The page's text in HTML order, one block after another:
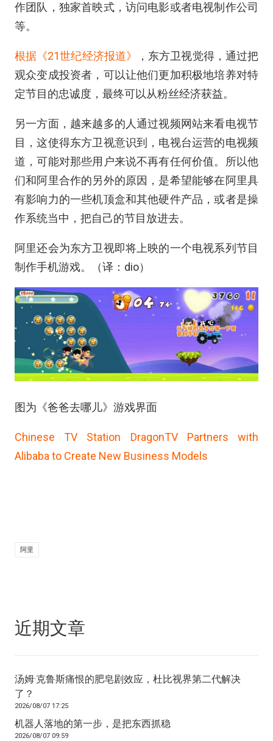
作团队，独家首映式，访问电影或者电视制作公司
等。
根据《21世纪经济报道》
，东方卫视觉得，通过把
观众变成投资者，可以让他们更加积极地培养对特
定节目的忠诚度，最终可以从粉丝经济获益。
另一方面，越来越多的人通过视频网站来看电视节
目，这使得东方卫视意识到，电视台运营的电视频
道，可能对那些用户来说不再有任何价值。所以他
们和阿里合作的另外的原因，是希望能够在阿里具
有影响力的一些机顶盒和其他硬件产品，或者是操
作系统当中，把自己的节目放进去。
阿里还会为东方卫视即将上映的一个电视系列节目
制作手机游戏。（译：dio）
图为《爸爸去哪儿》游戏界面
Chinese TV Station DragonTV Partners with
Alibaba to Create New Business Models
阿里
近期文章
汤姆·克鲁斯痛恨的肥皂剧效应，杜比视界第二代解决
了？
2026/08/07 17:25
机器人落地的第一步，是把东西抓稳
2026/08/07 09:59